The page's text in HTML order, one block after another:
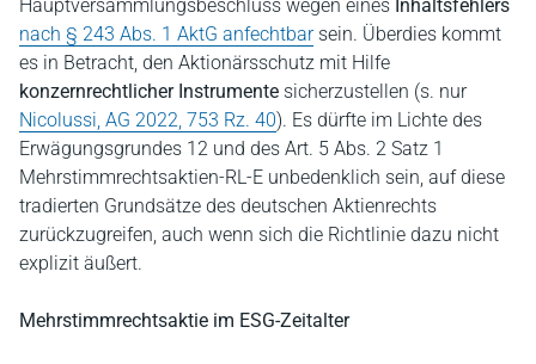
Hauptversammlungsbeschluss wegen eines Inhaltsfehlers
nach § 243 Abs. 1 AktG anfechtbarsein. Überdies kommt
es in Betracht, den Aktionärsschutz mit Hilfe
konzernrechtlicher Instrumente sicherzustellen (s. nur
Nicolussi, AG 2022, 753 Rz. 40). Es dürfte im Lichte des
Erwägungsgrundes 12 und des Art. 5 Abs. 2 Satz 1
Mehrstimmrechtsaktien-RL-E unbedenklich sein, auf diese
tradierten Grundsätze des deutschen Aktienrechts
zurückzugreifen, auch wenn sich die Richtlinie dazu nicht
explizit äußert.
Mehrstimmrechtsaktie im ESG-Zeitalter